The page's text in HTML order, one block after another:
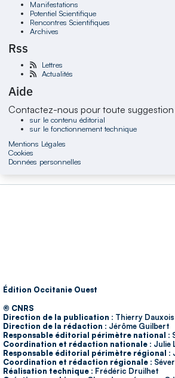
Manifestations
Potentiel Scientifique
Rencontres Scientifiques
Archives
Rss
Lettres
Actualités
Aide
Contactez-nous pour toute
sur le contenu éditorial
sur le fonctionnement technique
Mentions Légales
Cookies
Données personnelles
Édition Occitanie Ouest
© CNRS
Direction de la publication : Thierry Dauxois
Direction de la rédaction : Jérôme Guilbert
Responsable éditorial périmètre national :
Coordination et rédaction nationale : Julie
Responsable éditorial périmètre régional :
Coordination et rédaction régionale :
Réalisation technique : Frédéric Druilhet